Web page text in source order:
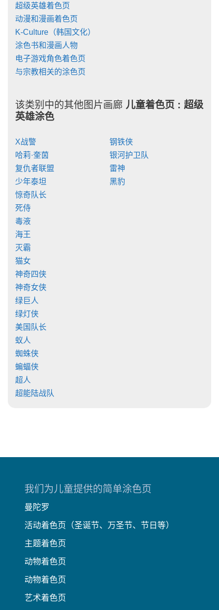
超级英雄着色页
动漫和漫画着色页
K-Culture（韩国文化）
涂色书和漫画人物
电子游戏角色着色页
与宗教相关的涂色页
该类别中的其他图片画廊 儿童着色页 : 超级
英雄涂色
X战警
哈莉·奎茵
复仇者联盟
少年泰坦
惊奇队长
死侍
毒液
海王
灭霸
猫女
神奇四侠
神奇女侠
绿巨人
绿灯侠
美国队长
蚁人
蜘蛛侠
蝙蝠侠
超人
超能陆战队
钢铁侠
银河护卫队
雷神
黑豹
我们为儿童提供的简单涂色页
曼陀罗
活动着色页（圣诞节、万圣节、节日等）
主题着色页
动物着色页
动物着色页
艺术着色页